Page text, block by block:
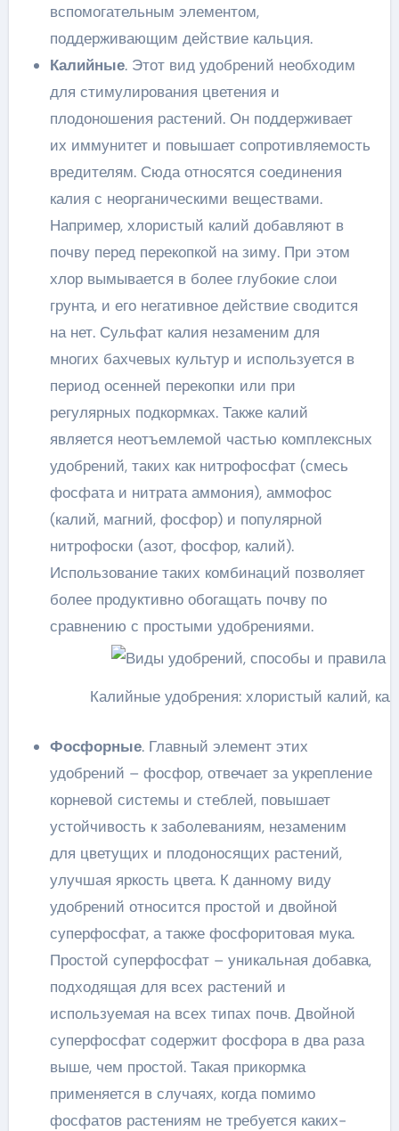
вспомогательным элементом,
поддерживающим действие кальция.
Калийные. Этот вид удобрений необходим
для стимулирования цветения и
плодоношения растений. Он поддерживает
их иммунитет и повышает сопротивляемость
вредителям. Сюда относятся соединения
калия с неорганическими веществами.
Например, хлористый калий добавляют в
почву перед перекопкой на зиму. При этом
хлор вымывается в более глубокие слои
грунта, и его негативное действие сводится
на нет. Сульфат калия незаменим для
многих бахчевых культур и используется в
период осенней перекопки или при
регулярных подкормках. Также калий
является неотъемлемой частью комплексных
удобрений, таких как нитрофосфат (смесь
фосфата и нитрата аммония), аммофос
(калий, магний, фосфор) и популярной
нитрофоски (азот, фосфор, калий).
Использование таких комбинаций позволяет
более продуктивно обогащать почву по
сравнению с простыми удобрениями.
Калийные удобрения: хлористый калий,
Фосфорные. Главный элемент этих
удобрений – фосфор, отвечает за укрепление
корневой системы и стеблей, повышает
устойчивость к заболеваниям, незаменим
для цветущих и плодоносящих растений,
улучшая яркость цвета. К данному виду
удобрений относится простой и двойной
суперфосфат, а также фосфоритовая мука.
Простой суперфосфат – уникальная добавка,
подходящая для всех растений и
используемая на всех типах почв. Двойной
суперфосфат содержит фосфора в два раза
выше, чем простой. Такая прикормка
применяется в случаях, когда помимо
фосфатов растениям не требуется каких-